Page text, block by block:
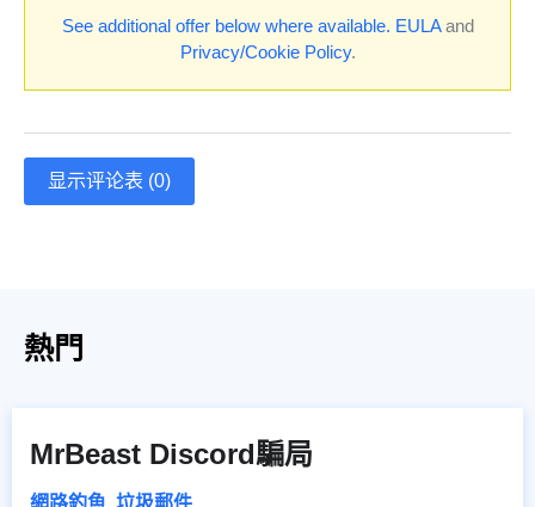
See additional offer below where available. EULAand
Privacy/Cookie Policy.
显示评论表 (0)
熱門
MrBeast Discord騙局